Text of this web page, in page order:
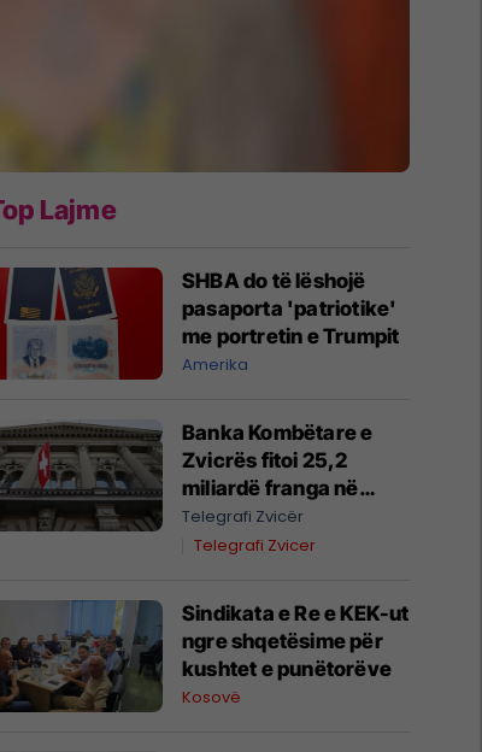
Lajme
SHBA do të lëshojë
pasaporta 'patriotike'
me portretin e Trumpit
Amerika
Banka Kombëtare e
Zvicrës fitoi 25,2
miliardë franga në
gjashtëmujorin e parë
të vitit 2026
Telegrafi Zvicër
Telegrafi Zvicer
Sindikata e Re e KEK-ut
ngre shqetësime për
kushtet e punëtorëve
Kosovë